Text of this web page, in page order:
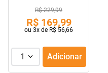
R$ 229,99
R$ 169,99
ou 3x de R$ 56,66
1 Adicionar